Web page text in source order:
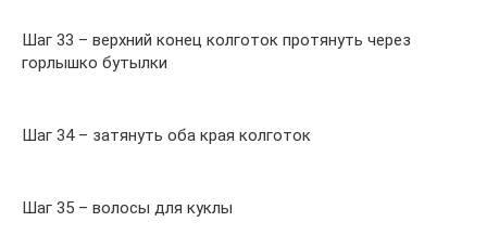
Шаг 33 – верхний конец колготок протянуть через
горлышко бутылки
Шаг 34 – затянуть оба края колготок
Шаг 35 – волосы для куклы